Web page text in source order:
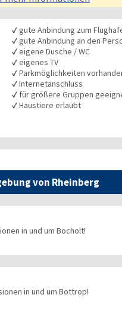
✓gute Anbindung zum
✓gute Anbindung an den
✓eigene Dusche / WC
✓eigenes TV
✓Parkmöglichkeiten
✓Internetanschluss
✓ für größere Gruppen
✓Haustiere erlaubt
von Rheinberg
in und um Bocholt!
in und um Bottrop!